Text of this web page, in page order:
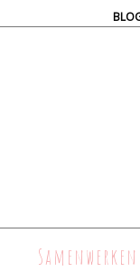
Samenwerken